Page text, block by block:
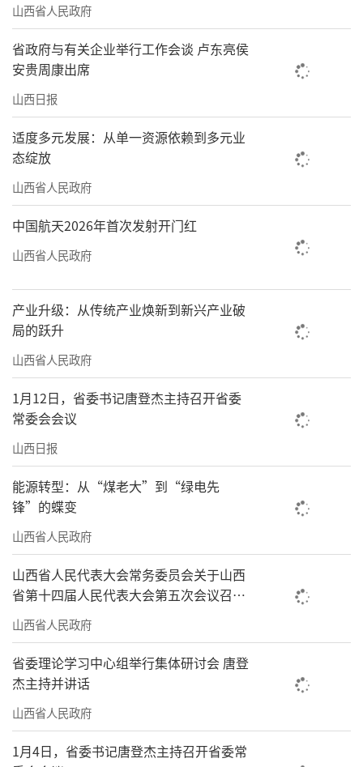
山西省人民政府
省政府与有关企业举行工作会谈 卢东亮侯
安贵周康出席
山西日报
适度多元发展：从单一资源依赖到多元业
态绽放
山西省人民政府
中国航天2026年首次发射开门红
山西省人民政府
产业升级：从传统产业焕新到新兴产业破
局的跃升
山西省人民政府
1月12日，省委书记唐登杰主持召开省委
常委会会议
山西日报
能源转型：从“煤老大”到“绿电先
锋”的蝶变
山西省人民政府
山西省人民代表大会常务委员会关于山西
省第十四届人民代表大会第五次会议召开
时间的决定
山西省人民政府
省委理论学习中心组举行集体研讨会 唐登
杰主持并讲话
山西省人民政府
1月4日，省委书记唐登杰主持召开省委常